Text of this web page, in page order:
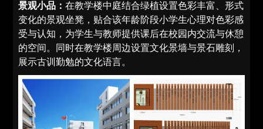
景观小品：在教学楼中庭结合绿植设置色彩丰富、形式
变化的景观坐凳，贴合该年龄阶段小学生心理对色彩感
受与认知，为学生与教师提供课后在校园内交流与休憩
的空间。同时在教学楼周边设置文化景墙与景石雕刻，
展示古训勤勉的文化语言。